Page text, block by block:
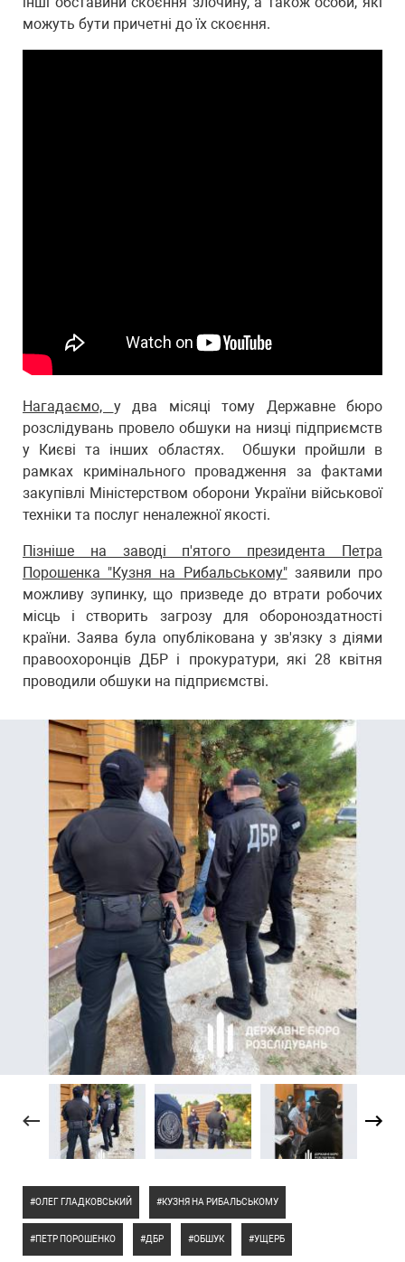
можуть бути причетні до їх скоєння.
Нагадаємо, у два місяці тому Державне бюро
розслідувань провело обшуки на низці підприємств
у Києві та інших областях. Обшуки пройшли в
рамках кримінального провадження за фактами
закупівлі Міністерством оборони України військової
техніки та послуг неналежної якості.
Пізніше на заводі п'ятого президента Петра
Порошенка "Кузня на Рибальському"заявили про
можливу зупинку, що призведе до втрати робочих
місць і створить загрозу для обороноздатності
країни. Заява була опублікована у зв'язку з діями
правоохоронців ДБР і прокуратури, які 28 квітня
проводили обшуки на підприємстві.
ОЛЕГ ГЛАДКОВСЬКИЙ КУЗНЯ НА РИБАЛЬСЬКОМУ
ПЕТР ПОРОШЕНКО ДБР ОБШУК УЩЕРБ